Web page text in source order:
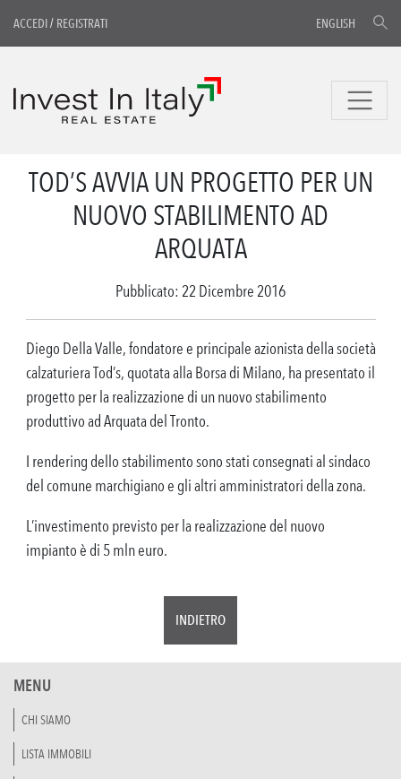
ACCEDI/ REGISTRATI ENGLISH
TOD’S AVVIA UN PROGETTO PER UN
NUOVO STABILIMENTO AD
ARQUATA
Pubblicato: 22 Dicembre 2016
Diego Della Valle, fondatore e principale azionista della società
calzaturiera Tod’s, quotata alla Borsa di Milano, ha presentato il
progetto per la realizzazione di un nuovo stabilimento
produttivo ad Arquata del Tronto.
I rendering dello stabilimento sono stati consegnati al sindaco
del comune marchigiano e gli altri amministratori della zona.
L’investimento previsto per la realizzazione del nuovo
impianto è di 5 mln euro.
INDIETRO
MENU
CHI SIAMO
LISTA IMMOBILI